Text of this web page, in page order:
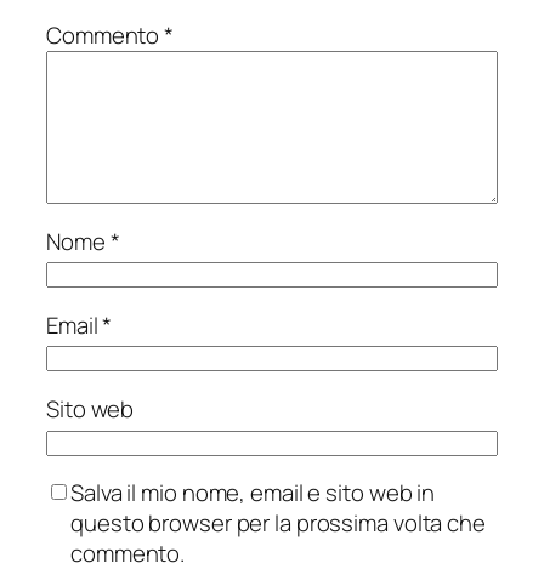
Commento*
Nome*
Email*
Sito web
Salva il mio nome, email e sito web in
questo browser per la prossima volta che
commento.